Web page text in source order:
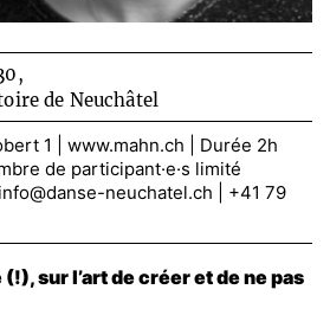
de Neuchâtel
1 | www.mahn.ch | Durée 2h
de participant·e·s limité
info@danse-neuchatel.ch | +41 79
sur l’art de créer et de ne pas